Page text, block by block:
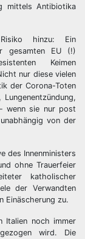
mittels Antibiotika
hinzu: Ein
gesamten EU (!)
Keimen
nur diese vielen
der Corona-Toten
wenn sie nur post
von der
des Innenministers
ohne Trauerfeier
katholischer
der Verwandten
Einäscherung zu.
Italien noch immer
wird. Die